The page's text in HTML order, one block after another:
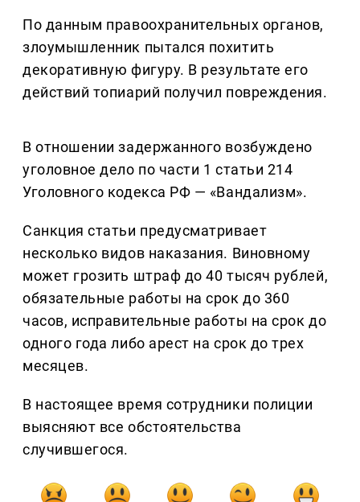
По данным правоохранительных органов,
злоумышленник пытался похитить
декоративную фигуру. В результате его
действий топиарий получил повреждения.
В отношении задержанного возбуждено
уголовное дело по части 1 статьи 214
Уголовного кодекса РФ — «Вандализм».
Санкция статьи предусматривает
несколько видов наказания. Виновному
может грозить штраф до 40 тысяч рублей,
обязательные работы на срок до 360
часов, исправительные работы на срок до
одного года либо арест на срок до трех
месяцев.
В настоящее время сотрудники полиции
выясняют все обстоятельства
случившегося.